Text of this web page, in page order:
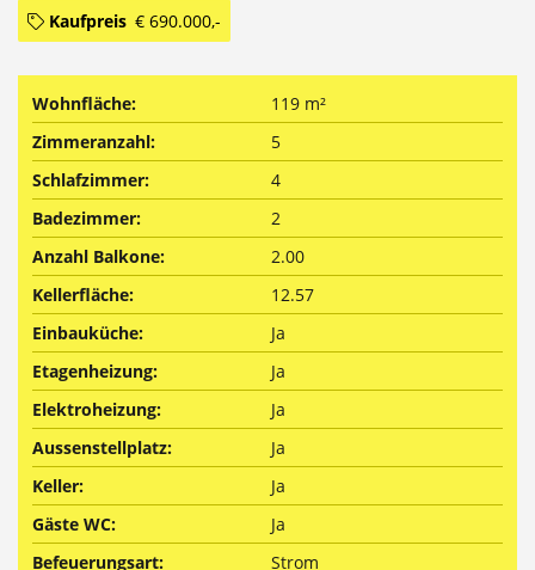
Kaufpreis € 690.000,-
Wohnfläche:
119 m²
Zimmeranzahl:
5
Schlafzimmer:
4
Badezimmer:
2
Anzahl Balkone:
2.00
Kellerfläche:
12.57
Einbauküche:
Ja
Etagenheizung:
Ja
Elektroheizung:
Ja
Aussenstellplatz:
Ja
Keller:
Ja
Gäste WC:
Ja
Befeuerungsart:
Strom